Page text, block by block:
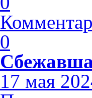
0
17 мая